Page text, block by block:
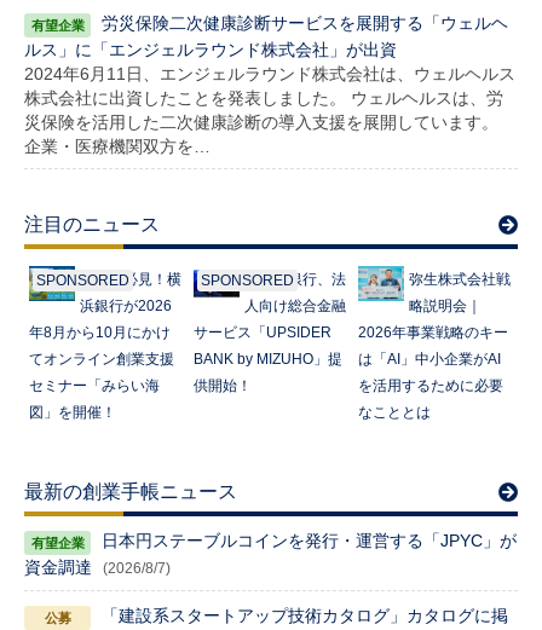
労災保険二次健康診断サービスを展開する「ウェルヘ
ルス」に「エンジェルラウンド株式会社」が出資
2024年6月11日、エンジェルラウンド株式会社は、ウェルヘルス
株式会社に出資したことを発表しました。 ウェルヘルスは、労
災保険を活用した二次健康診断の導入支援を展開しています。
企業・医療機関双方を…
注目のニュース
SPONSORED起業家必見！横
浜銀行が2026
年8月から10月にかけ
てオンライン創業支援
セミナー「みらい海
図」を開催！
SPONSOREDみずほ銀行、法
人向け総合金融
サービス「UPSIDER
BANK by MIZUHO」提
供開始！
弥生株式会社戦
略説明会｜
2026年事業戦略のキー
は「AI」中小企業がAI
を活用するために必要
なこととは
最新の創業手帳ニュース
日本円ステーブルコインを発行・運営する「JPYC」が
資金調達
(2026/8/7)
「建設系スタートアップ技術カタログ」カタログに掲